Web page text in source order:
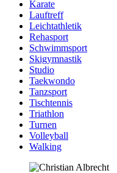
Karate
Lauftreff
Leichtathletik
Rehasport
Schwimmsport
Skigymnastik
Studio
Taekwondo
Tanzsport
Tischtennis
Triathlon
Turnen
Volleyball
Walking